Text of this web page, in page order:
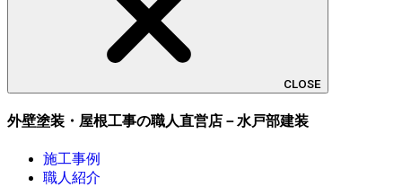
CLOSE
外壁塗装・屋根工事の職人直営店－水戸部建装
施工事例
職人紹介